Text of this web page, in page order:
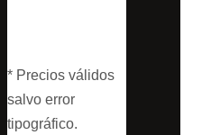
* Precios válidos
salvo error
tipográfico.